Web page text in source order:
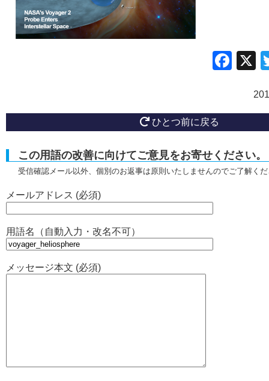
ひとつ前に戻る
この用語の改善に向けてご意見をお寄せください。
受信確認メール以外、個別のお返事は原則いたしませんのでご了解く
メールアドレス (必須)
用語名（自動入力・改名不可）
メッセージ本文 (必須)